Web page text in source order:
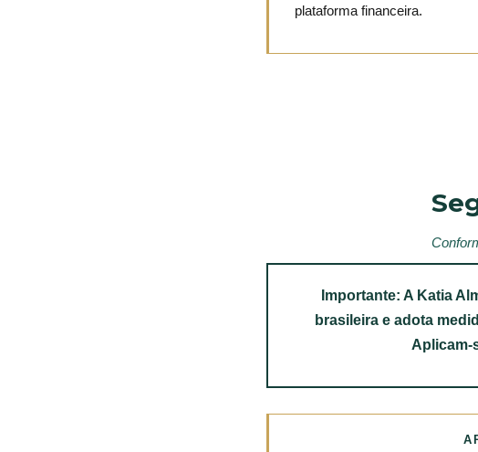
plataforma financeira.
Importante: A Katia
brasileira e adota
Aplicam-